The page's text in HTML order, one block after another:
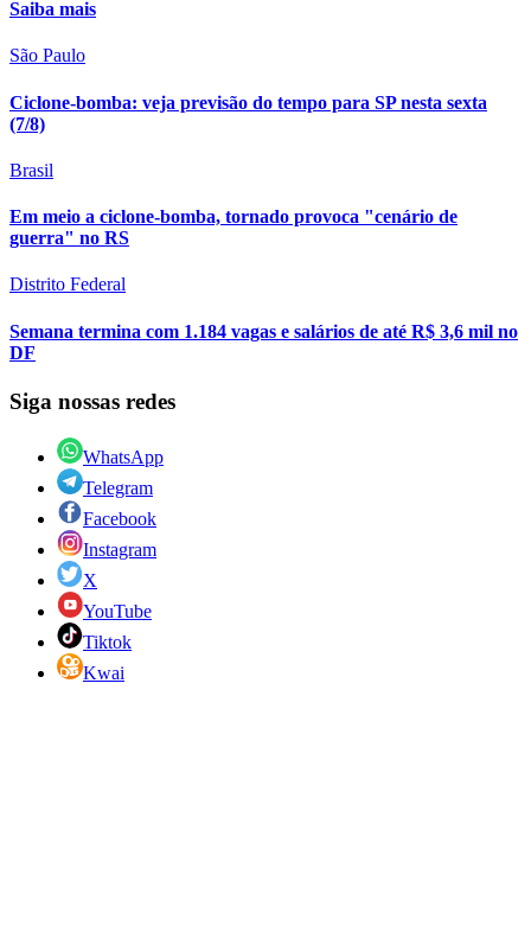
Saiba mais
São Paulo
Ciclone-bomba: veja previsão do tempo para SP nesta sexta
(7/8)
Brasil
Em meio a ciclone-bomba, tornado provoca "cenário de
guerra" no RS
Distrito Federal
Semana termina com 1.184 vagas e salários de até R$ 3,6 mil no
DF
Siga nossas redes
WhatsApp
Telegram
Facebook
Instagram
X
YouTube
Tiktok
Kwai